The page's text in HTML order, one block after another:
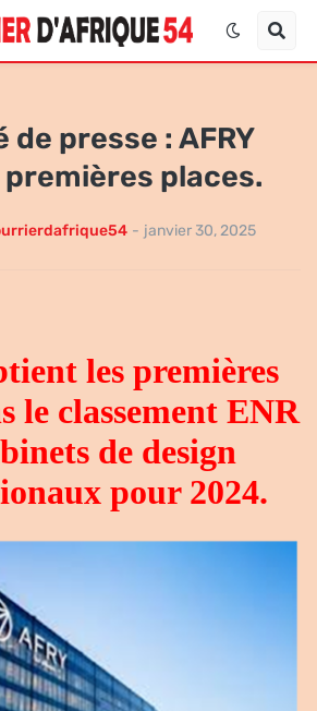
de presse : AFRY
places.
- janvier 30, 2025
les premières
le classement ENR
de design
pour 2024.